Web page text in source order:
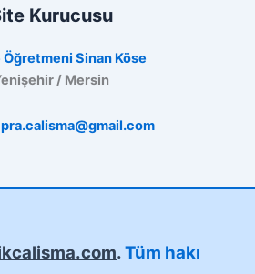
Kurucusu
Sinan Köse
/ Mersin
pra.calisma@gmail.com
.Tüm hakı